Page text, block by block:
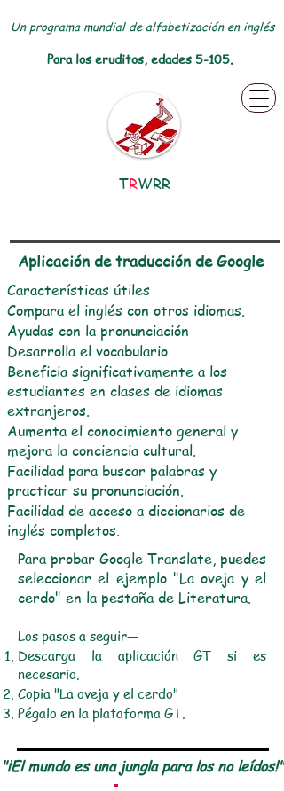
Un programa mundial de alfabetización en inglés
Para los eruditos, edades 5-105.
TRWRR
Aplicación de traducción de Google
Características útiles
Compara el inglés con otros idiomas.
Ayudas con la pronunciación
Desarrolla el vocabulario
Beneficia significativamente a los
estudiantes en clases de idiomas
extranjeros.
Aumenta el conocimiento general y
mejora la conciencia cultural.
Facilidad para buscar palabras y
practicar su pronunciación.
Facilidad de acceso a diccionarios de
inglés completos.
Para probar Google Translate, puedes
seleccionar el ejemplo "La oveja y el
cerdo" en la pestaña de Literatura.
Los pasos a seguir—
Descarga la aplicación GT si es
necesario.
Copia "La oveja y el cerdo"
Pégalo en la plataforma GT.
"¡El mundo es una jungla para los no leídos!"